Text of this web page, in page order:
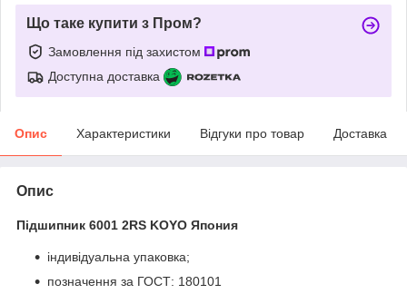
Що таке купити з Пром?
Замовлення під захистом
Доступна доставка
Опис Характеристики Відгуки про товар Доставка
Опис
Підшипник 6001 2RS KOYO Япония
індивідуальна упаковка;
позначення за ГОСТ: 180101